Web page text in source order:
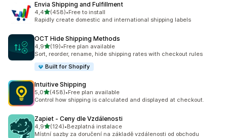
Envia Shipping and Fulfillment
4,4z 5 hvězd
(458)
Celkový počet recenzí: 458
•Free to install
Rapidly create domestic and international shipping labels
OCT Hide Shipping Methods
4,9z 5 hvězd
(19)
Celkový počet recenzí: 19
•Free plan available
Sort, reorder, rename, hide shipping rates with checkout rules
Built for Shopify
Intuitive Shipping
5,0z 5 hvězd
(458)
Celkový počet recenzí: 458
•Free plan available
Control how shipping is calculated and displayed at checkout.
Zapiet ‑ Ceny dle Vzdálenosti
4,9z 5 hvězd
(124)
Celkový počet recenzí: 124
•Bezplatná instalace
Místní sazby za doručení na základě vzdálenosti od obchodu